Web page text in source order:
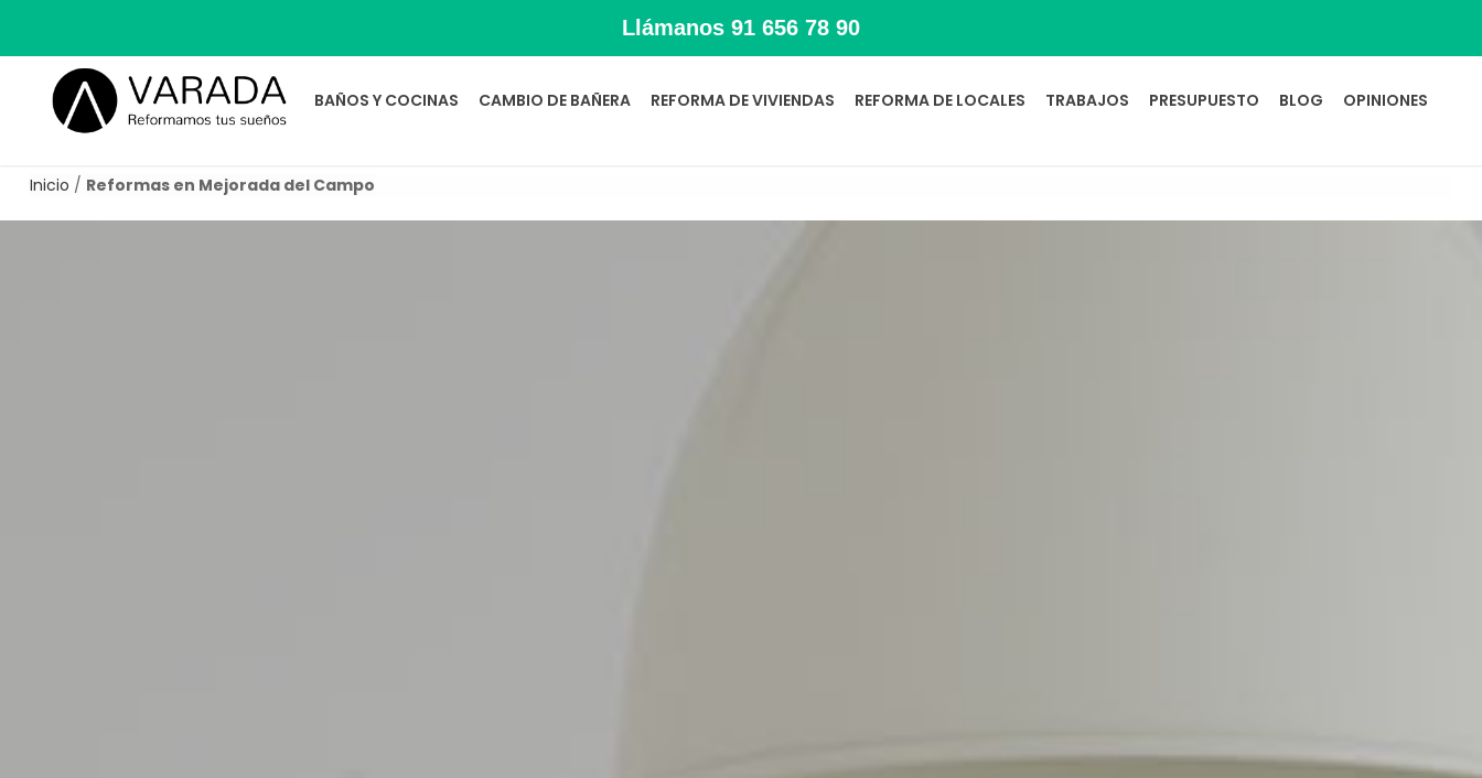
Llámanos 91 656 78 90
BAÑOS Y COCINAS CAMBIO DE BAÑERA REFORMA DE VIVIENDAS REFORMA DE LOCALES TRABAJOS PRESUPUESTO BLOG OPINIONES
Inicio / Reformas en Mejorada del Campo